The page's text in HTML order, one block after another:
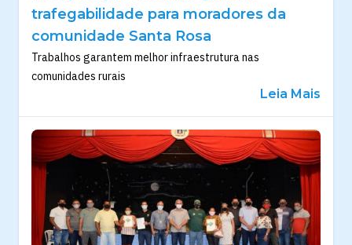
trafegabilidade para moradores da
comunidade Santa Rosa
Trabalhos garantem melhor infraestrutura nas
comunidades rurais
Leia Mais